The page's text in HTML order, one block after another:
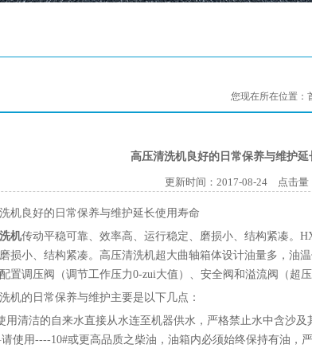
您现在所在位置：
高压清洗机良好的日常保养与维护延
更新时间：2017-08-24 点击量
良好的日常保养与维护延长使用寿命
机传动平稳可靠、效率高、运行稳定、磨损小、结构紧凑。
损小、结构紧凑。高压清洗机超大曲轴箱体设计油量多，油
置调压阀（调节工作压力0-zui大值）、安全阀和溢流阀（超
的日常保养与维护主要是以下几点：
洁的自来水直接从水连至机器供水，严格禁止水中含沙及
使用----10#或更高品质之柴油，油箱内必须始终保持有油，